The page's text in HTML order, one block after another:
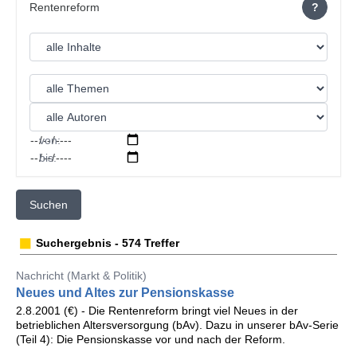
?
von:
bis:
Suchen
Suchergebnis - 574 Treffer
Nachricht (Markt & Politik)
Neues und Altes zur Pensionskasse
2.8.2001 (€) - Die Rentenreform bringt viel Neues in der
betrieblichen Altersversorgung (bAv). Dazu in unserer bAv-Serie
(Teil 4): Die Pensionskasse vor und nach der Reform.